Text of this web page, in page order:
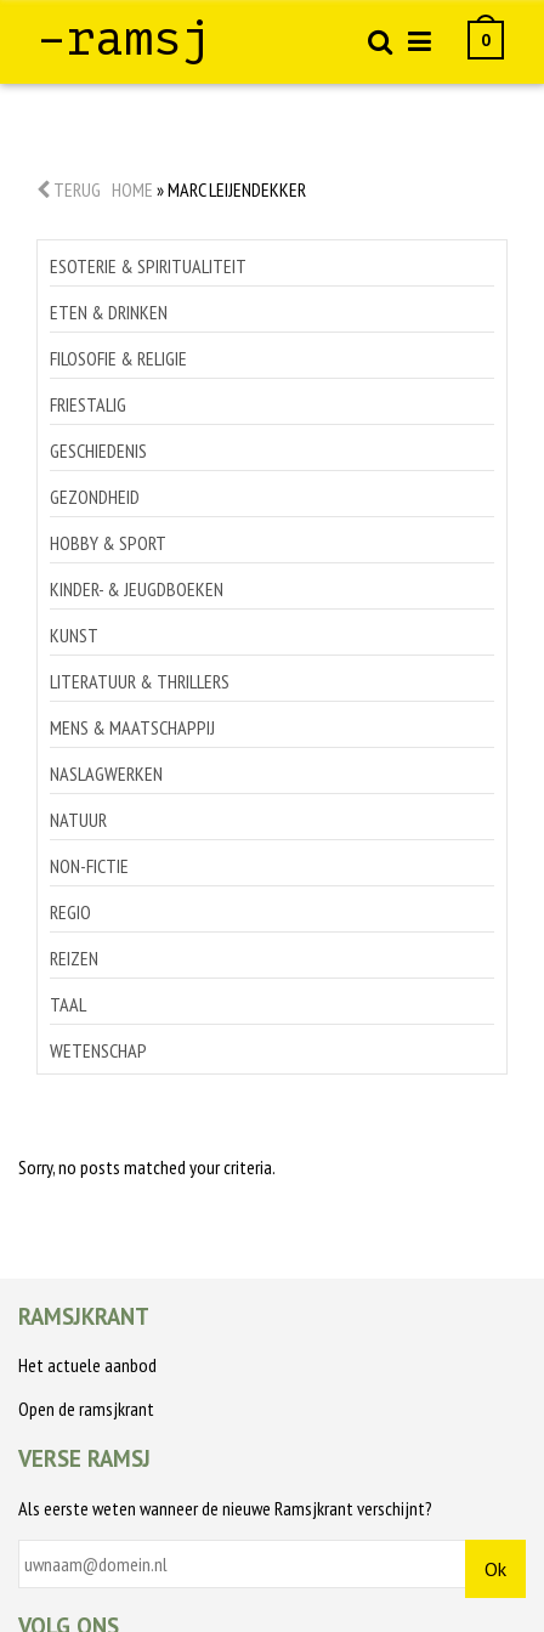
–ramsj 0
TERUG HOME »MARC LEIJENDEKKER
ESOTERIE & SPIRITUALITEIT
ETEN & DRINKEN
FILOSOFIE & RELIGIE
FRIESTALIG
GESCHIEDENIS
GEZONDHEID
HOBBY & SPORT
KINDER- & JEUGDBOEKEN
KUNST
LITERATUUR & THRILLERS
MENS & MAATSCHAPPIJ
NASLAGWERKEN
NATUUR
NON-FICTIE
REGIO
REIZEN
TAAL
WETENSCHAP
Sorry, no posts matched your criteria.
RAMSJKRANT
Het actuele aanbod
Open de ramsjkrant
VERSE RAMSJ
Als eerste weten wanneer de nieuwe Ramsjkrant verschijnt?
VOLG ONS